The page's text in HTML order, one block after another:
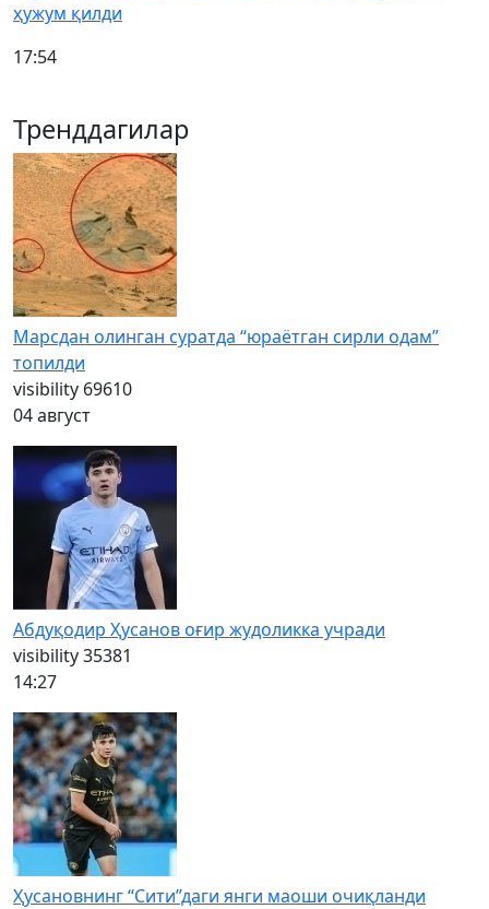
ҳужум қилди
17:54
Тренддагилар
Марсдан олинган суратда “юраётган сирли одам”
топилди
visibility 69610
04 август
Абдуқодир Ҳусанов оғир жудоликка учради
visibility35381
14:27
Ҳусановнинг “Сити”даги янги маоши очиқланди